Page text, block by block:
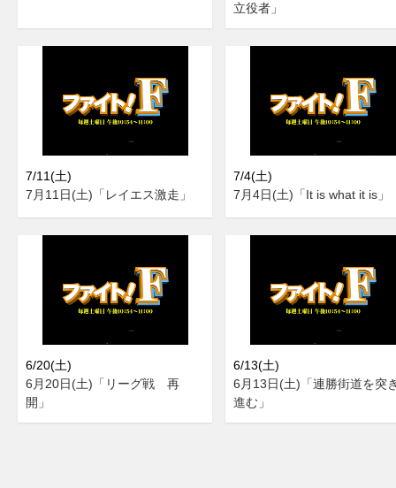
立役者」
7/11(土)
7月11日(土)「レイエス激走」
7/4(土)
7月4日(土)「It is what it is」
6/20(土)
6月20日(土)「リーグ戦 再
開」
6/13(土)
6月13日(土)「連勝街道を突
進む」